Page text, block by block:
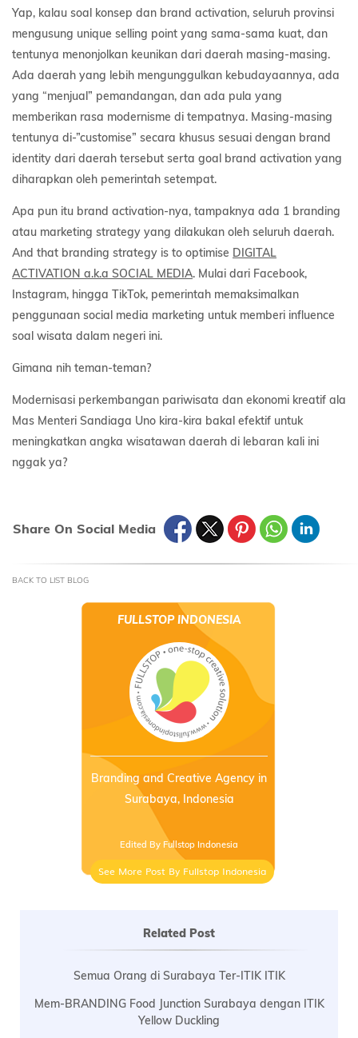
Yap, kalau soal konsep dan brand activation, seluruh provinsi
mengusung unique selling point yang sama-sama kuat, dan
tentunya menonjolkan keunikan dari daerah masing-masing.
Ada daerah yang lebih mengunggulkan kebudayaannya, ada
yang “menjual” pemandangan, dan ada pula yang
memberikan rasa modernisme di tempatnya. Masing-masing
tentunya di-”customise” secara khusus sesuai dengan brand
identity dari daerah tersebut serta goal brand activation yang
diharapkan oleh pemerintah setempat.
Apa pun itu brand activation-nya, tampaknya ada 1 branding
atau marketing strategy yang dilakukan oleh seluruh daerah.
And that branding strategy is to optimise DIGITAL
ACTIVATION a.k.a SOCIAL MEDIA. Mulai dari Facebook,
Instagram, hingga TikTok, pemerintah memaksimalkan
penggunaan social media marketing untuk memberi influence
soal wisata dalam negeri ini.
Gimana nih teman-teman?
Modernisasi perkembangan pariwisata dan ekonomi kreatif ala
Mas Menteri Sandiaga Uno kira-kira bakal efektif untuk
meningkatkan angka wisatawan daerah di lebaran kali ini
nggak ya?
Share On Social Media
BACK TO LIST BLOG
FULLSTOP INDONESIA
Branding and Creative Agency in
Surabaya, Indonesia
Edited By Fullstop Indonesia
See More Post By Fullstop Indonesia
Related Post
Semua Orang di Surabaya Ter-ITIK ITIK
Mem-BRANDING Food Junction Surabaya dengan ITIK
Yellow Duckling